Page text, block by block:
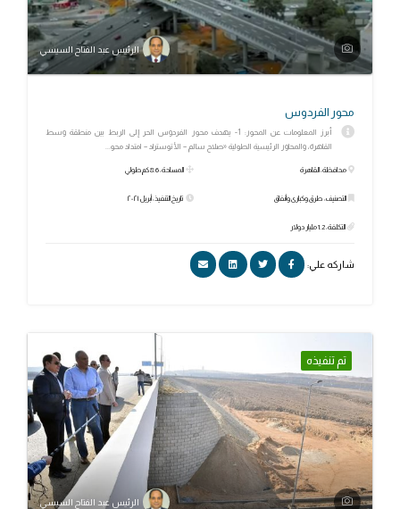
الرئيس عبد الفتاح السيسي
محور الفردوس
أبرز المعلومات عن المحور: 1- يهدف محور الفردوس الحر إلى الربط بين منطقة وسط
القاهرة، والمحاور الرئيسية الطولية «صلاح سالم – الأتوستراد – امتداد محو...
محافظة: القاهرة
التصنيف: طرق وكبارى وأنفاق
التكلفة: 1.2 مليار دولار
المساحة: 8.6 كم طولي
تاريخ التنفيذ: أبريل ٢٠٢١
شاركه علي:
تم تنفيذه
الرئيس عبد الفتاح السيسي